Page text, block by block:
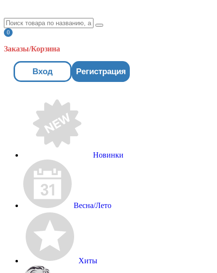
0
Заказы/Корзина
Вход Регистрация
Новинки
Весна/Лето
Хиты